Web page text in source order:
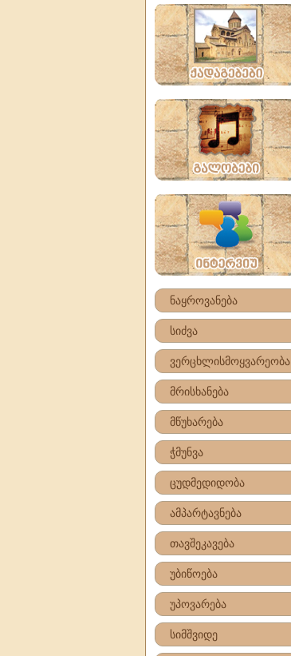
ნაყროვანება
სიძვა
ვერცხლისმოყვარეობა
მრისხანება
მწუხარება
ჭმუნვა
ცუდმედიდობა
ამპარტავნება
თავშეკავება
უბიწოება
უპოვარება
სიმშვიდე